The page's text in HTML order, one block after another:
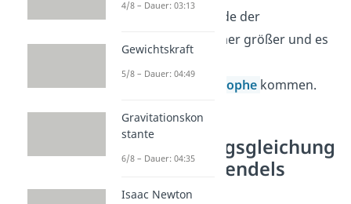
wird die Amplitude der
Schwingung immer größer und es
Resonanzkatastrophe kommen.
Schwingungsgleichung
des Federpendels
aufstellen
4/8 – Dauer: 03:13
Gewichtskraft
5/8 – Dauer: 04:49
Gravitationskon
stante
6/8 – Dauer: 04:35
Isaac Newton